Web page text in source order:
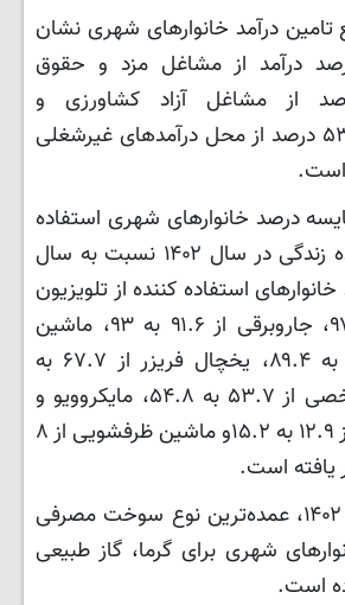
تامین درآمد خانوارهای شهری نشان
۲۹.۸ درصد درآمد از مشاغل مزد و حقوق
۱۶.۹ درصد از مشاغل آزاد کشاورزی و
غیرکشاورزی و ۵۳.۳ درصد از محل درآمدهای غیرشغلی
است.
درصد خانوارهای شهری استفاده
کننده از لوازم عمده زندگی در سال ۱۴۰۲ نسبت به سال
خانوارهای استفاده کننده از تلویزیون
رنگی از ۹۷ به ۹۷.۱، جاروبرقی از ۹۱.۶ به ۹۳، ماشین
لباسشویی از ۸۸ به ۸۹.۴، یخچال فریزر از ۶۷.۷ به
۶۹.۲، اتومبیل شخصی از ۵۳.۷ به ۵۴.۸، مایکروویو و
فرهای هالوژن‌دار از ۱۲.۹ به ۱۵.۲و ماشین ظرفشویی از ۸
همچنین، در سال ۱۴۰۲، عمده‌ترین نوع سوخت مصرفی
شهری برای گرما، گاز طبیعی
است.